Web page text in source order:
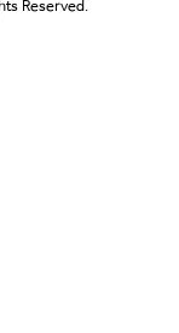
Reserved.